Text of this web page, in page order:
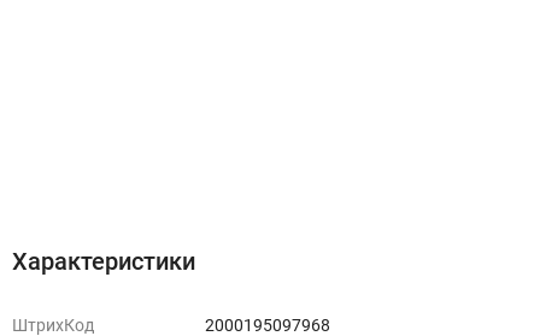
Характеристики
ШтрихКод 2000195097968